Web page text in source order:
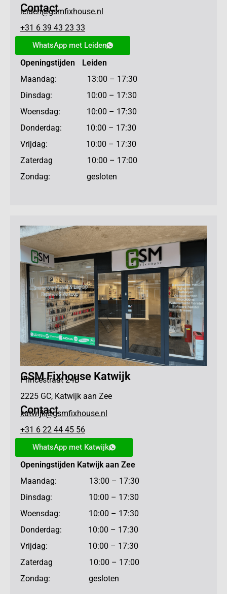
Contact
leiden@gsmfixhouse.nl
+31 6 39 43 23 33
WhatsApp met Leiden
Openingstijden Leiden
Maandag: 13:00 – 17:30
Dinsdag: 10:00 – 17:30
Woensdag: 10:00 – 17:30
Donderdag: 10:00 – 17:30
Vrijdag: 10:00 – 17:30
Zaterdag 10:00 – 17:00
Zondag: gesloten
GSM Fixhouse Katwijk
Princestraat 24B
2225 GC, Katwijk aan Zee
Contact
katwijk@gsmfixhouse.nl
+31 6 22 44 45 56
WhatsApp met Katwijk
Openingstijden Katwijk aan Zee
Maandag: 13:00 – 17:30
Dinsdag: 10:00 – 17:30
Woensdag: 10:00 – 17:30
Donderdag: 10:00 – 17:30
Vrijdag: 10:00 – 17:30
Zaterdag 10:00 – 17:00
Zondag: gesloten